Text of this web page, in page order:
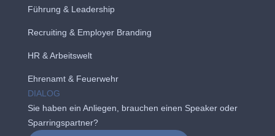
Führung & Leadership
Recruiting & Employer Branding
HR & Arbeitswelt
Ehrenamt & Feuerwehr
DIALOG
Sie haben ein Anliegen, brauchen einen Speaker oder
Sparringspartner?